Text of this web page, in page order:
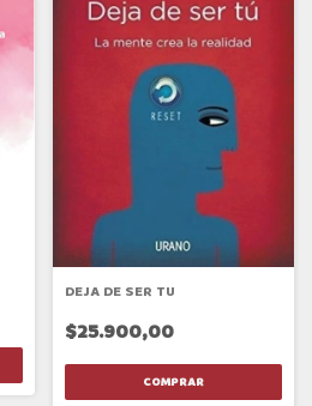
DEJA DE SER TU
$25.900,00